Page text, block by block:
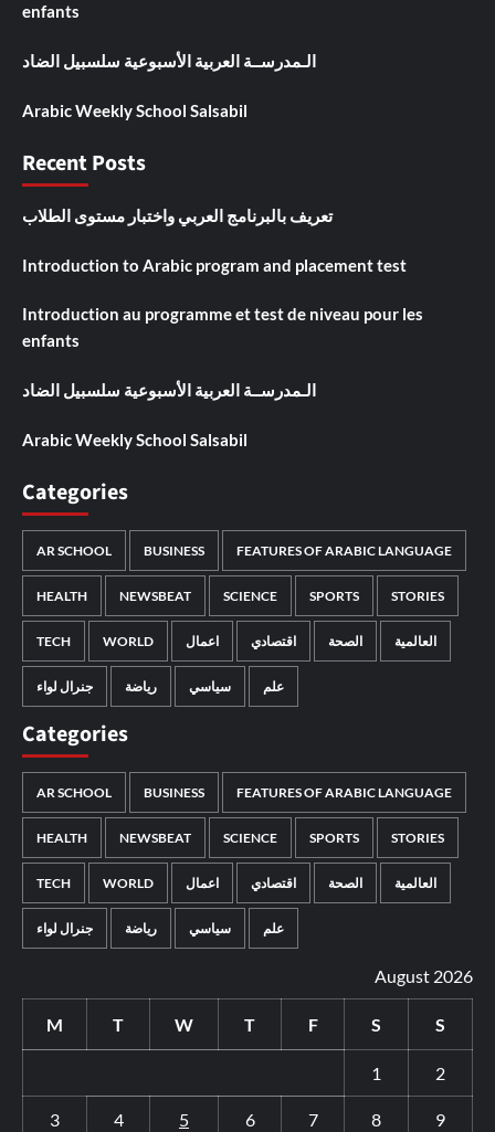
enfants
الـمدرســة العربية الأسبوعية سلسبيل الضاد
Arabic Weekly School Salsabil
Recent Posts
تعريف بالبرنامج العربي واختبار مستوى الطلاب
Introduction to Arabic program and placement test
Introduction au programme et test de niveau pour les
enfants
الـمدرســة العربية الأسبوعية سلسبيل الضاد
Arabic Weekly School Salsabil
Categories
AR SCHOOL BUSINESS FEATURES OF ARABIC LANGUAGE
HEALTH NEWSBEAT SCIENCE SPORTS STORIES
TECH WORLD اعمال اقتصادي الصحة العالمية
جنرال لواء رياضة سياسي علم
Categories
AR SCHOOL BUSINESS FEATURES OF ARABIC LANGUAGE
HEALTH NEWSBEAT SCIENCE SPORTS STORIES
TECH WORLD اعمال اقتصادي الصحة العالمية
جنرال لواء رياضة سياسي علم
August 2026
M T W T F S S
1 2
3 4 5 6 7 8 9